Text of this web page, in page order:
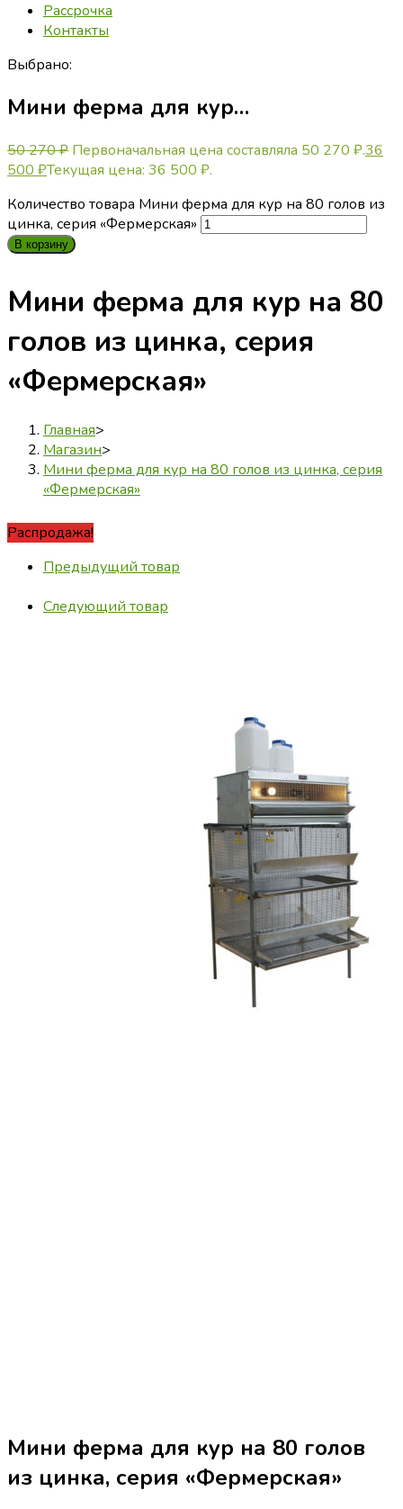
Рассрочка
Контакты
Выбрано:
Мини ферма для кур…
50 270₽ Первоначальная цена составляла 50 270 ₽.36
500 ₽Текущая цена: 36 500 ₽.
Количество товара Мини ферма для кур на 80 голов из
цинка, серия «Фермерская»
В корзину
Мини ферма для кур на 80
голов из цинка, серия
«Фермерская»
Главная>
Магазин>
Мини ферма для кур на 80 голов из цинка, серия
«Фермерская»
Распродажа!
Предыдущий товар
Следующий товар
Мини ферма для кур на 80 голов
из цинка, серия «Фермерская»